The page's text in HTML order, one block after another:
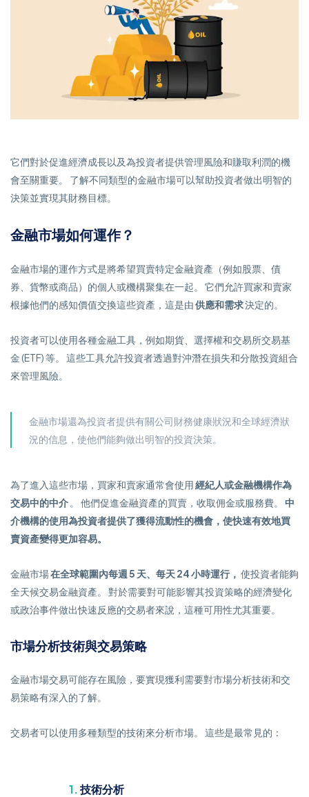
它們對於促進經濟成長以及為投資者提供管理風險和賺取利潤的機
會至關重要。 了解不同類型的金融市場可以幫助投資者做出明智的
決策並實現其財務目標。
金融市場如何運作？
金融市場的運作方式是將希望買賣特定金融資產（例如股票、債
券、貨幣或商品）的個人或機構聚集在一起。 它們允許買家和賣家
根據他們的感知價值交換這些資產，這是由供應和需求決定的。
投資者可以使用各種金融工具，例如期貨、選擇權和交易所交易基
金 (ETF) 等。 這些工具允許投資者透過對沖潛在損失和分散投資組合
來管理風險。
金融市場還為投資者提供有關公司財務健康狀況和全球經濟狀
況的信息，使他們能夠做出明智的投資決策。
為了進入這些市場，買家和賣家通常會使用經紀人或金融機構作為
交易中的中介 。 他們促進金融資產的買賣，收取佣金或服務費。 中
介機構的使用為投資者提供了獲得流動性的機會，使快速有效地買
賣資產變得更加容易。
金融市場在全球範圍內每週 5 天、每天 24 小時運行， 使投資者能夠
全天候交易金融資產。 對於需要對可能影響其投資策略的經濟變化
或政治事件做出快速反應的交易者來說，這種可用性尤其重要。
市場分析技術與交易策略
金融市場交易可能存在風險，要實現獲利需要對市場分析技術和交
易策略有深入的了解。
交易者可以使用多種類型的技術來分析市場。 這些是最常見的：
技術分析